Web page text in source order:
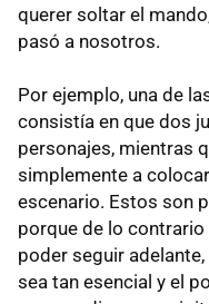
querer soltar el
pasó a nosotros.
Por ejemplo, una de
consistía en que dos
personajes, mientras
simplemente a
escenario. Estos son
porque de lo
poder seguir
sea tan esencial y el